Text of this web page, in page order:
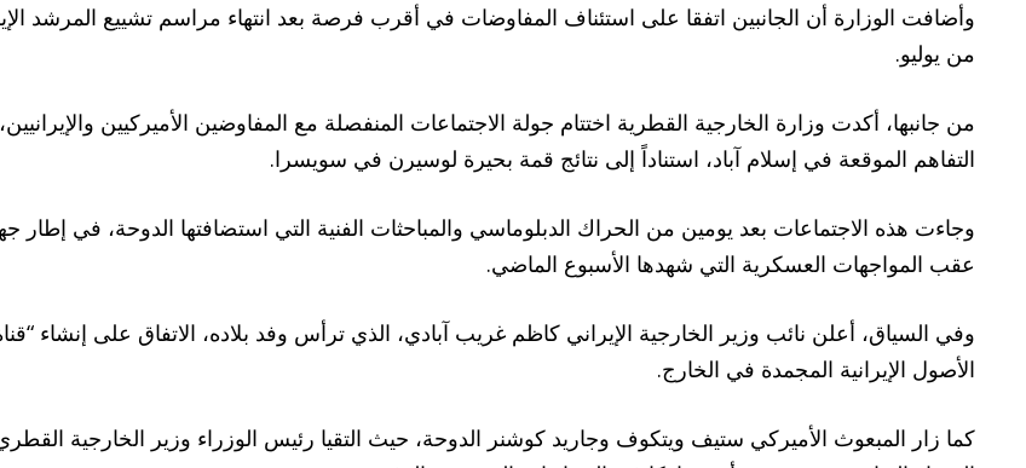
وأضافت الوزارة أن الجانبين اتفقا على استئناف المفاوضات في أقرب فرصة بعد انتهاء مراسم تشييع المرشد
من يوليو.
من جانبها، أكدت وزارة الخارجية القطرية اختتام جولة الاجتماعات المنفصلة مع المفاوضين الأميركيين
التفاهم الموقعة في إسلام آباد، استناداً إلى نتائج قمة بحيرة لوسيرن في سويسرا.
وجاءت هذه الاجتماعات بعد يومين من الحراك الدبلوماسي والمباحثات الفنية التي استضافتها الدوحة، في
عقب المواجهات العسكرية التي شهدها الأسبوع الماضي.
وفي السياق، أعلن نائب وزير الخارجية الإيراني كاظم غريب آبادي، الذي ترأس وفد بلاده، الاتفاق على إنشاء
الأصول الإيرانية المجمدة في الخارج.
كما زار المبعوث الأميركي ستيف ويتكوف وجاريد كوشنر الدوحة، حيث التقيا رئيس الوزراء وزير الخارجية